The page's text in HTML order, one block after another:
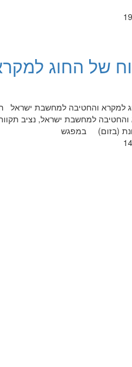
של החוג
והחטיבה למחשבת ישראל
(בזום) במפגש